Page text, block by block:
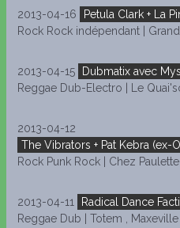
2013-04-16
Petula Clark + La
Rock Rock indépendant |
2013-04-15
Dubmatix avec
Reggae Dub-Electro | Le
2013-04-12
The Vibrators + Pat Kebra (ex-
Rock Punk Rock | Chez
2013-04-11
Radical Dance
Reggae Dub | Totem , Maxeville